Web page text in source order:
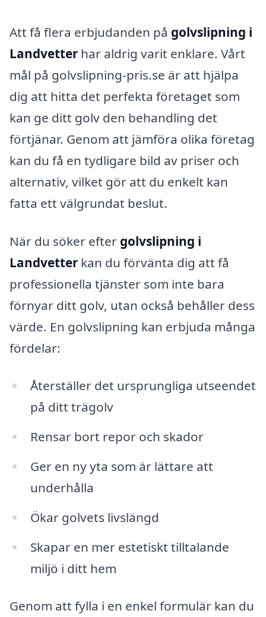
Att få flera erbjudanden på golvslipning i
Landvetter har aldrig varit enklare. Vårt
mål på golvslipning-pris.se är att hjälpa
dig att hitta det perfekta företaget som
kan ge ditt golv den behandling det
förtjänar. Genom att jämföra olika företag
kan du få en tydligare bild av priser och
alternativ, vilket gör att du enkelt kan
fatta ett välgrundat beslut.
När du söker efter golvslipning i
Landvetter kan du förvänta dig att få
professionella tjänster som inte bara
förnyar ditt golv, utan också behåller dess
värde. En golvslipning kan erbjuda många
fördelar:
Återställer det ursprungliga utseendet
på ditt trägolv
Rensar bort repor och skador
Ger en ny yta som är lättare att
underhålla
Ökar golvets livslängd
Skapar en mer estetiskt tilltalande
miljö i ditt hem
Genom att fylla i en enkel formulär kan du